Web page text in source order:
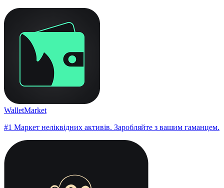
WalletMarket
#1 Маркет неліквідних активів. Заробляйте з вашим гаманцем.